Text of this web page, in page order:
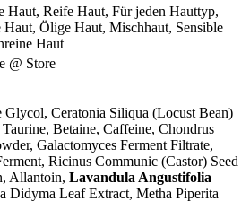
Haut, Reife Haut, Für jeden Hauttyp,
Haut, Ölige Haut, Mischhaut, Sensible
Haut
@ Store
Ceratonia Siliqua (Locust Bean)
Betaine, Caffeine, Chondrus
Galactomyces Ferment Filtrate,
Ricinus Communic (Castor) Seed
Allantoin, Lavandula Angustifolia
Didyma Leaf Extract, Metha Piperita